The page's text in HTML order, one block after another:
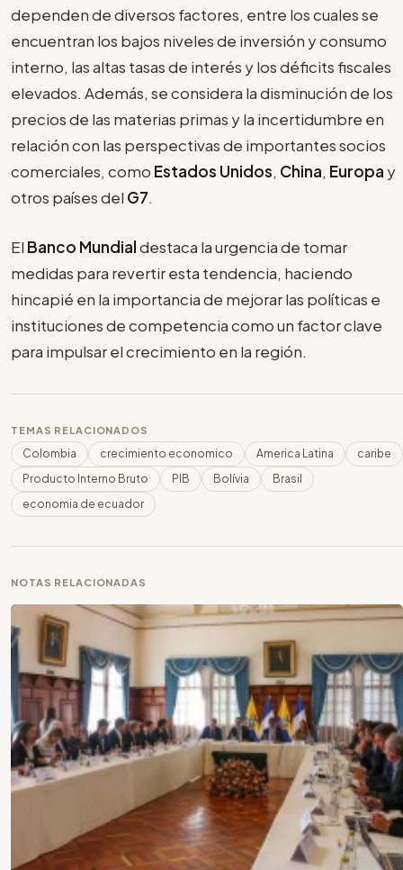
dependen de diversos factores, entre los cuales se
encuentran los bajos niveles de inversión y consumo
interno, las altas tasas de interés y los déficits fiscales
elevados. Además, se considera la disminución de los
precios de las materias primas y la incertidumbre en
relación con las perspectivas de importantes socios
comerciales, como Estados Unidos, China, Europa y
otros países del G7.
El Banco Mundialdestaca la urgencia de tomar
medidas para revertir esta tendencia, haciendo
hincapié en la importancia de mejorar las políticas e
instituciones de competencia como un factor clave
para impulsar el crecimiento en la región.
TEMAS RELACIONADOS
Colombia crecimiento economico America Latina
caribe
Producto Interno Bruto
PIB Bolívia
Brasil
economia de ecuador
NOTAS RELACIONADAS